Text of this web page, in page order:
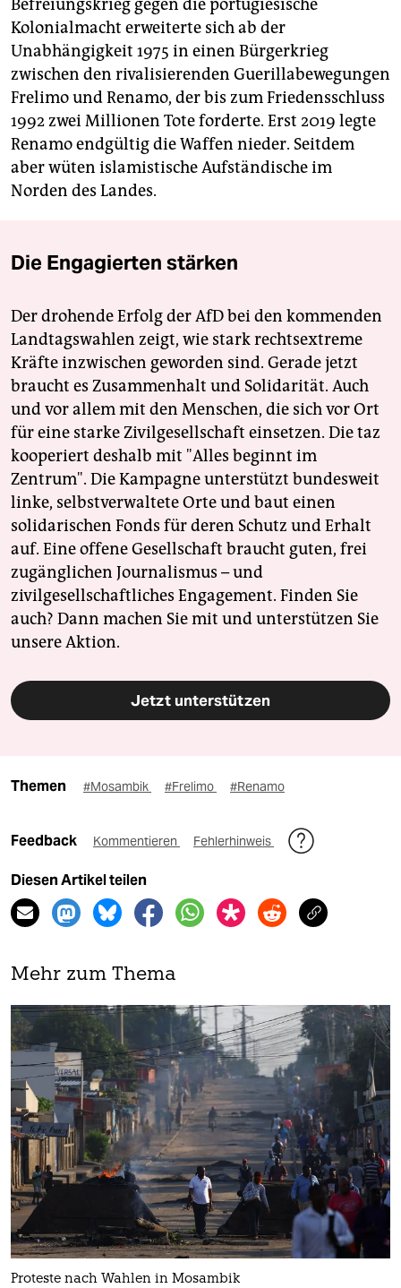
Befreiungskrieg gegen die portugiesische
Kolonialmacht erweiterte sich ab der
Unabhängigkeit 1975 in einen Bürgerkrieg
zwischen den rivalisierenden Guerillabewegungen
Frelimo und Renamo, der bis zum Friedensschluss
1992 zwei Millionen Tote forderte. Erst 2019 legte
Renamo endgültig die Waffen nieder. Seitdem
aber wüten islamistische Aufständische im
Norden des Landes.
Die Engagierten stärken
Der drohende Erfolg der AfD bei den kommenden
Landtagswahlen zeigt, wie stark rechtsextreme
Kräfte inzwischen geworden sind. Gerade jetzt
braucht es Zusammenhalt und Solidarität. Auch
und vor allem mit den Menschen, die sich vor Ort
für eine starke Zivilgesellschaft einsetzen. Die taz
kooperiert deshalb mit "Alles beginnt im
Zentrum". Die Kampagne unterstützt bundesweit
linke, selbstverwaltete Orte und baut einen
solidarischen Fonds für deren Schutz und Erhalt
auf. Eine offene Gesellschaft braucht guten, frei
zugänglichen Journalismus – und
zivilgesellschaftliches Engagement. Finden Sie
auch? Dann machen Sie mit und unterstützen Sie
unsere Aktion.
Jetzt unterstützen
Themen #Mosambik #Frelimo #Renamo
Feedback Kommentieren Fehlerhinweis
Diesen Artikel teilen
Mehr zum Thema
Proteste nach Wahlen in Mosambik